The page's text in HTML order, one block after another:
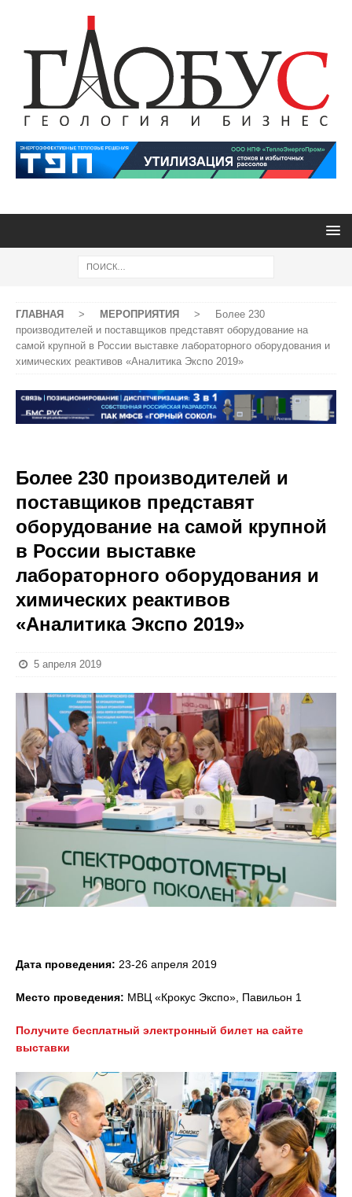
ГЛАВНАЯ > МЕРОПРИЯТИЯ >
Более 230
производителей и поставщиков представят оборудование на
самой крупной в России выставке лабораторного оборудования и
химических реактивов «Аналитика Экспо 2019»
Более 230 производителей и
поставщиков представят
оборудование на самой крупной
в России выставке
лабораторного оборудования и
химических реактивов
«Аналитика Экспо 2019»
5 апреля 2019
Дата проведения: 23-26 апреля 2019
Место проведения: МВЦ «Крокус Экспо», Павильон 1
Получите бесплатный электронный билет на сайте
выставки